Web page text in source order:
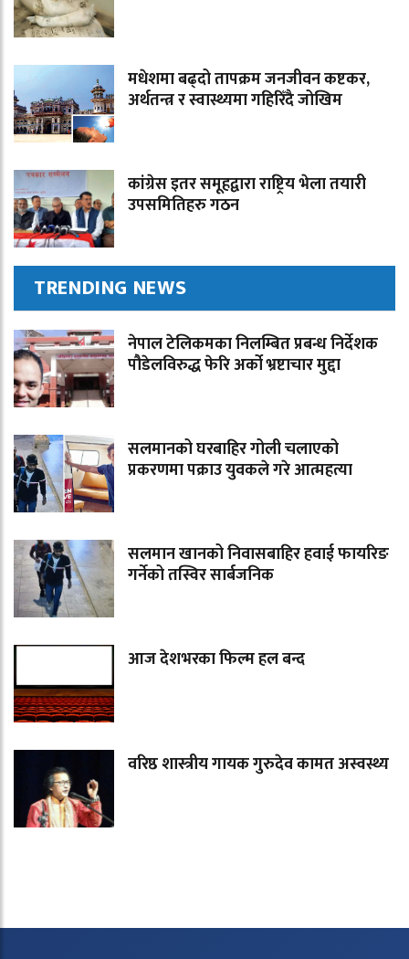
मधेशमा बढ्दो तापक्रम जनजीवन कष्टकर,
अर्थतन्त्र र स्वास्थ्यमा गहिरिँदै जोखिम
कांग्रेस इतर समूहद्वारा राष्ट्रिय भेला तयारी
उपसमितिहरु गठन
TRENDING NEWS
नेपाल टेलिकमका निलम्बित प्रबन्ध निर्देशक
पौडेलविरुद्ध फेरि अर्को भ्रष्टाचार मुद्दा
सलमानको घरबाहिर गोली चलाएको
प्रकरणमा पक्राउ युवकले गरे आत्महत्या
सलमान खानको निवासबाहिर हवाई फायरिङ
गर्नेको तस्विर सार्बजनिक
आज देशभरका फिल्म हल बन्द
वरिष्ठ शास्त्रीय गायक गुरुदेव कामत अस्वस्थ्य